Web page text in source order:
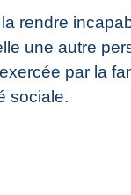
rendre
une autre
par la
sociale.